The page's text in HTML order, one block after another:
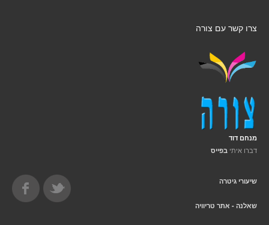
צרו קשר עם צורה
מנחם דוד
דברו איתי בפייס
שיעורי גיטרה
שאלנה - אתר טריוויה